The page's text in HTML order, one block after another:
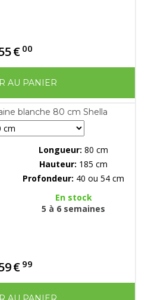
€ 00
AU PANIER
blanche 80 cm Shella
Longueur: 80 cm
Hauteur: 185 cm
Profondeur: 40 ou 54 cm
En stock
5 à 6 semaines
€ 99